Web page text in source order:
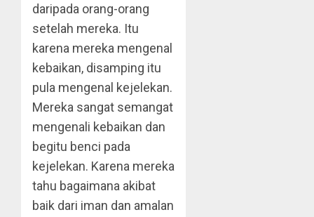
daripada orang-orang
setelah mereka. Itu
karena mereka mengenal
kebaikan, disamping itu
pula mengenal kejelekan.
Mereka sangat semangat
mengenali kebaikan dan
begitu benci pada
kejelekan. Karena mereka
tahu bagaimana akibat
baik dari iman dan amalan